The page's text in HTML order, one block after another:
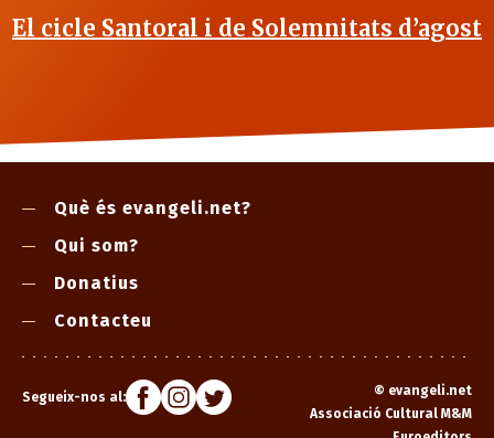
El cicle Santoral i de Solemnitats d’agost
Què és evangeli.net?
Qui som?
Donatius
Contacteu
Segueix-nos al: © evangeli.net
Associació Cultural M&M